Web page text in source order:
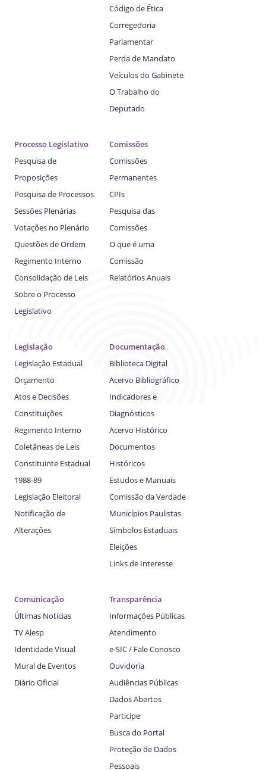
Código de Ética
Corregedoria
Parlamentar
Perda de Mandato
Veículos do Gabinete
O Trabalho do
Deputado
Processo Legislativo
Pesquisa de
Proposições
Pesquisa de Processos
Sessões Plenárias
Votações no Plenário
Questões de Ordem
Regimento Interno
Consolidação de Leis
Sobre o Processo
Legislativo
Comissões
Comissões
Permanentes
CPIs
Pesquisa das
Comissões
O que é uma
Comissão
Relatórios Anuais
Legislação
Legislação Estadual
Orçamento
Atos e Decisões
Constituições
Regimento Interno
Coletâneas de Leis
Constituinte Estadual
1988-89
Legislação Eleitoral
Notificação de
Alterações
Documentação
Biblioteca Digital
Acervo Bibliográfico
Indicadores e
Diagnósticos
Acervo Histórico
Documentos
Históricos
Estudos e Manuais
Comissão da Verdade
Municípios Paulistas
Símbolos Estaduais
Eleições
Links de Interesse
Comunicação
Últimas Notícias
TV Alesp
Identidade Visual
Mural de Eventos
Diário Oficial
Transparência
Informações Públicas
Atendimento
e-SIC / Fale Conosco
Ouvidoria
Audiências Públicas
Dados Abertos
Participe
Busca do Portal
Proteção de Dados
Pessoais